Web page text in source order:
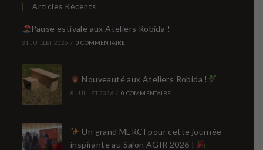
Articles Récents
Pause estivale aux Ateliers Robida !
31 JUILLET 2026 / 0 COMMENTAIRE
Nouveauté aux Ateliers Robida !
8 JUILLET 2026 / 0 COMMENTAIRE
Un grand MERCI pour cette journée
inspirante au Salon AGIR 2026 !